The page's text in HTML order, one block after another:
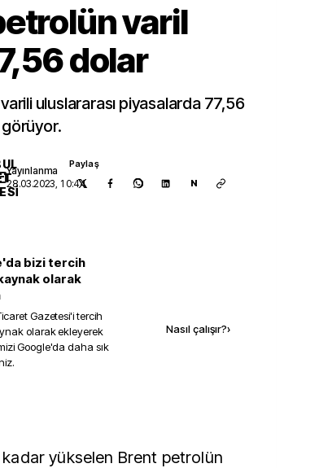
varil
dolar
uluslararası piyasalarda 77,56
Yayınlanma
28.03.2023, 10:44
Paylaş
N
bizi tercih
olarak
Gazetesi'i tercih
olarak ekleyerek
Google'da daha sık
Nasıl çalışır?›
yükselen Brent petrolün